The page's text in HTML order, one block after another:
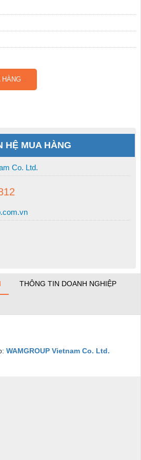
HỆ MUA HÀNG
Co. Ltd.
THÔNG TIN DOANH NGHIỆP
WAMGROUP Vietnam Co. Ltd.